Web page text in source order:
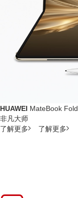
HUAWEI MateBook Fold
非凡大师
了解更多
了解更多